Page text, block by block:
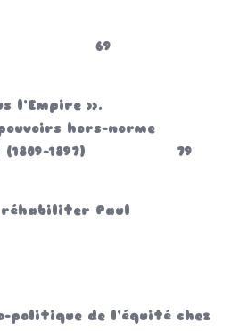
l’Empire ».
hors-norme
(1809-1897) 79
réhabiliter Paul
politique de l’équité chez